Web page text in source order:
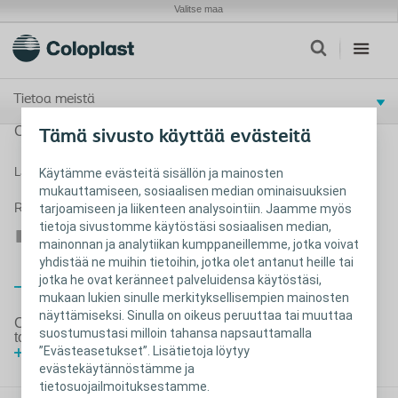
Tämä sivusto käyttää evästeitä
Käytämme evästeitä sisällön ja mainosten
mukauttamiseen, sosiaalisen median ominaisuuksien
tarjoamiseen ja liikenteen analysointiin. Jaamme myös
tietoja sivustomme käytöstäsi sosiaalisen median,
mainonnan ja analytiikan kumppaneillemme, jotka voivat
yhdistää ne muihin tietoihin, jotka olet antanut heille tai
jotka he ovat keränneet palveluidensa käytöstäsi,
mukaan lukien sinulle merkityksellisempien mainosten
näyttämiseksi. Sinulla on oikeus peruuttaa tai muuttaa
suostumustasi milloin tahansa napsauttamalla
”Evästeasetukset”. Lisätietoja löytyy
evästekäytännöstämme ja
tietosuojailmoituksestamme.
Valitse maa
Tietoa meistä
Coloplast avaa tuotevaraston Suomeen
Lataa tiedote pdf:nä
Related files
Tiedote_9.11.2020_Coloplast_avaa_tuotevaraston_Suomeen.pdf
Sulje
Coloplast Oy tiedote - koronavirustilanteen vaikutus
toimintaamme
Lataa tiedote pdf-tiedostona